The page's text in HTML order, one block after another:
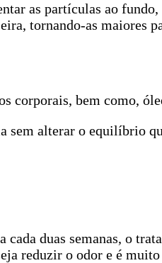
as partículas ao
tornando-as maiores
corporais, bem como,
alterar o equilíbrio
cada duas semanas, o
reduzir o odor e é